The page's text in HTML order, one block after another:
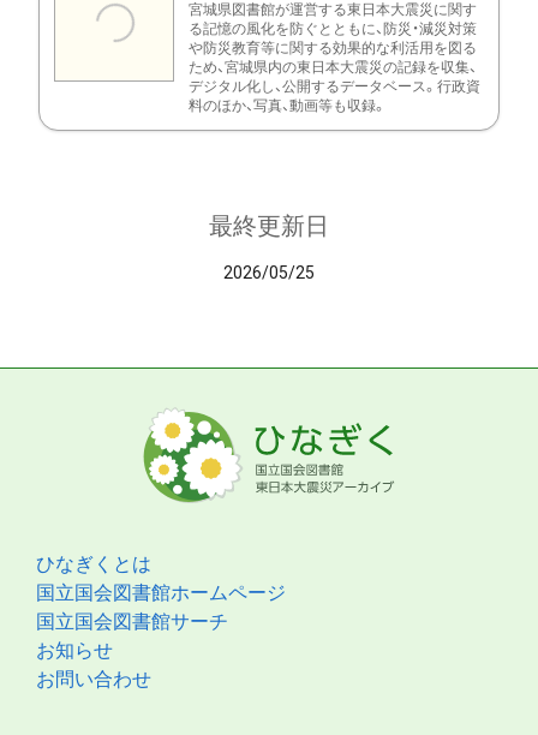
宮城県図書館が運営する東日本大震災に関す
る記憶の風化を防ぐとともに、防災・減災対策
や防災教育等に関する効果的な利活用を図る
ため、宮城県内の東日本大震災の記録を収集、
デジタル化し、公開するデータベース。行政資
料のほか、写真、動画等も収録。
最終更新日
2026/05/25
ひなぎくとは
国立国会図書館ホームページ
国立国会図書館サーチ
お知らせ
お問い合わせ